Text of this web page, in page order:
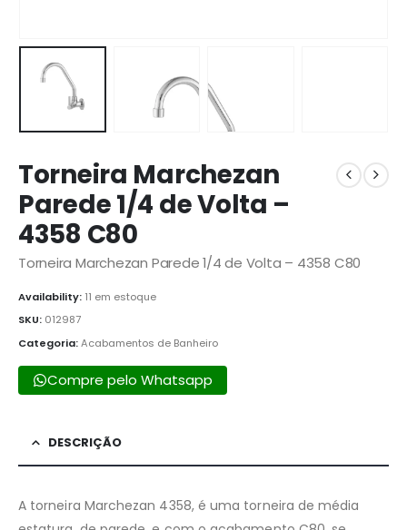
Torneira Marchezan
Parede 1/4 de Volta –
4358 C80
Torneira Marchezan Parede 1/4 de Volta – 4358 C80
Availability: 11 em estoque
SKU: 012987
Categoria:Acabamentos de Banheiro
Compre pelo Whatsapp
DESCRIÇÃO
A torneira Marchezan 4358, é uma torneira de média